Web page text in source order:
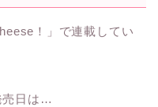
！」で連載してい
売日は…